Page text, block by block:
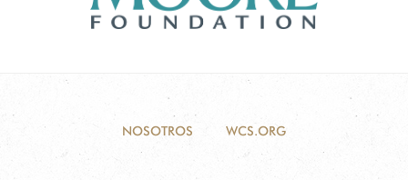
NOSOTROS WCS.ORG